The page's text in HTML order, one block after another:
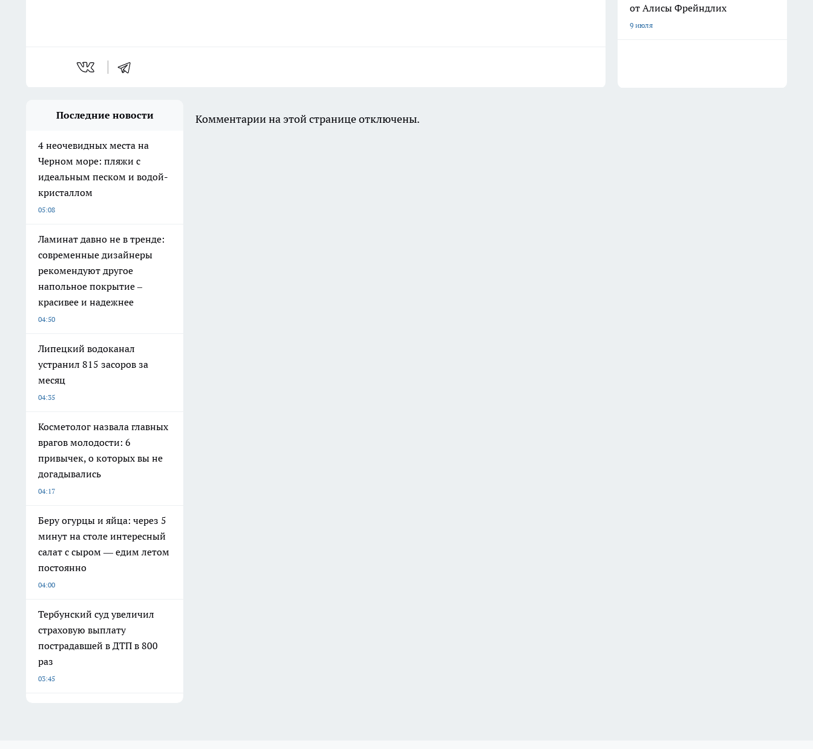
от Алисы Фрейндлих
9 июля
Последние новости
4 неочевидных места на
Черном море: пляжи с
идеальным песком и водой-
кристаллом
05:08
Ламинат давно не в тренде:
современные дизайнеры
рекомендуют другое
напольное покрытие –
красивее и надежнее
04:50
Липецкий водоканал
устранил 815 засоров за
месяц
04:35
Косметолог назвала главных
врагов молодости: 6
привычек, о которых вы не
догадывались
04:17
Беру огурцы и яйца: через 5
минут на столе интересный
салат с сыром — едим летом
постоянно
04:00
Тербунский суд увеличил
страховую выплату
пострадавшей в ДТП в 800
раз
03:45
Комментарии на этой странице отключены.